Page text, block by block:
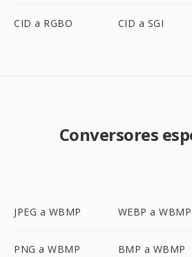
CID a RGBO CID a SGI
Conversores
JPEG a WBMP WEBP a WBMP
PNG a WBMP BMP a WBMP